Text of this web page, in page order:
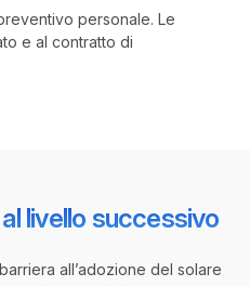
personale. Le
e al contratto di
livello successivo
all’adozione del solare